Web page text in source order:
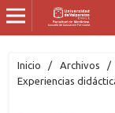
Inicio / Archivos /
Experiencias